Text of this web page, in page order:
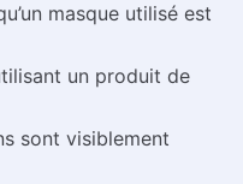
masque utilisé est
un produit de
sont visiblement